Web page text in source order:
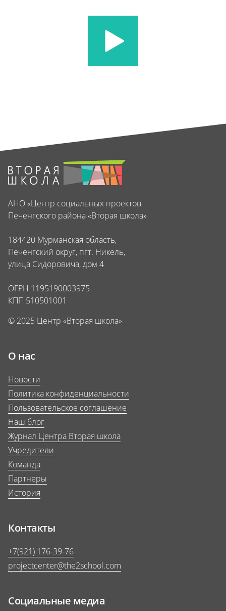
АНО «Центр социальных проектов
Печенгского района «Вторая школа»
184420 Мурманская область,
Печенгский округ, пгт. Никель,
улица Сидоровича, дом 4
ОГРН 1195190003975
КПП 510501001
© 2025 Центр «Вторая школа»
О нас
Новости
Политика конфиденциальности
Пользовательское соглашение
Наш блог
Журнал Центра Вторая школа
Учредители
Команда
Партнеры
История
Контакты
+7(921) 176-39-76
projectcenter@the2school.com
Социальные медиа